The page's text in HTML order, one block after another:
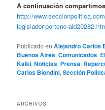
A continuación
http://
legislador-porteno-
Publicado en Alejandro Carlos
Buenos Aires,Comunicados,
Kalki,Noticias, Prensa,
Carlos Biondini,Sección
ARCHIVOS